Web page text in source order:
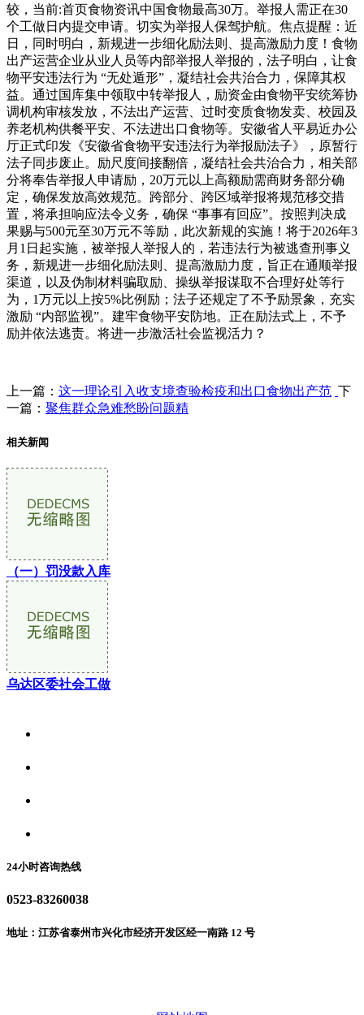
较，当前:首页食物资讯中国食物最高30万。举报人需正在30
个工做日内提交申请。切实为举报人保驾护航。焦点提醒：近
日，同时明白，新规进一步细化励法则、提高激励力度！食物
出产运营企业从业人员等内部举报人举报的，法子明白，让食
物平安违法行为 “无处遁形”，凝结社会共治合力，保障其权
益。通过国库集中领取中转举报人，励资金由食物平安统筹协
调机构审核发放，不法出产运营、过时变质食物发卖、校园及
养老机构供餐平安、不法进出口食物等。安徽省人平易近办公
厅正式印发《安徽省食物平安违法行为举报励法子》，原暂行
法子同步废止。励尺度间接翻倍，凝结社会共治合力，相关部
分将奉告举报人申请励，20万元以上高额励需商财务部分确
定，确保发放高效规范。跨部分、跨区域举报将规范移交措
置，将承担响应法令义务，确保 “事事有回应”。按照判决成
果赐与500元至30万元不等励，此次新规的实施！将于2026年3
月1日起实施，被举报人举报人的，若违法行为被逃查刑事义
务，新规进一步细化励法则、提高激励力度，旨正在通顺举报
渠道，以及伪制材料骗取励、操纵举报谋取不合理好处等行
为，1万元以上按5%比例励；法子还规定了不予励景象，充实
激励 “内部监视”。建牢食物平安防地。正在励法式上，不予
励并依法逃责。将进一步激活社会监视活力？
上一篇： 这一理论引入收支境查验检疫和出口食物出产范 下
一篇： 聚焦群众急难愁盼问题精
相关新闻
（一）罚没款入库
乌达区委社会工做
24小时咨询热线
0523-83260038
地址：江苏省泰州市兴化市经济开发区经一南路 12 号